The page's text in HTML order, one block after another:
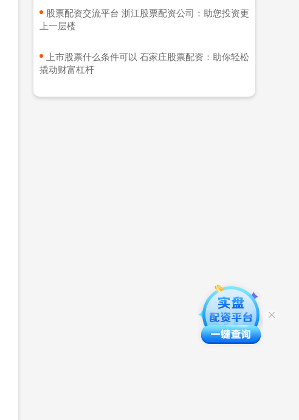
​股票配资交流平台 浙江股票配资公司：助您投资更
上一层楼
​上市股票什么条件可以 石家庄股票配资：助你轻松
撬动财富杠杆